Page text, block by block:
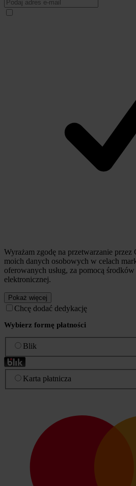
Wyrażam zgodę na przetwarzanie
moich danych osobowych w celach
oferowanych usług, za pomocą
elektronicznej.
Pokaż więcej
Chcę dodać dedykację
Wybierz formę płatności
Blik
Karta płatnicza